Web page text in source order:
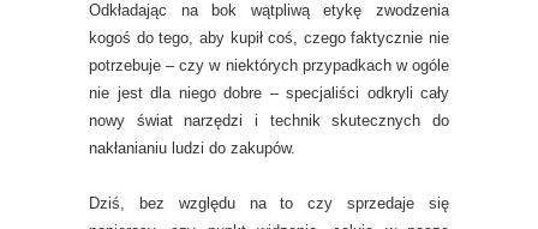
Odkładając na bok wątpliwą etykę zwodzenia
kogoś do tego, aby kupił coś, czego faktycznie nie
potrzebuje – czy w niektórych przypadkach w ogóle
nie jest dla niego dobre – specjaliści odkryli cały
nowy świat narzędzi i technik skutecznych do
nakłanianiu ludzi do zakupów.
Dziś, bez względu na to czy sprzedaje się